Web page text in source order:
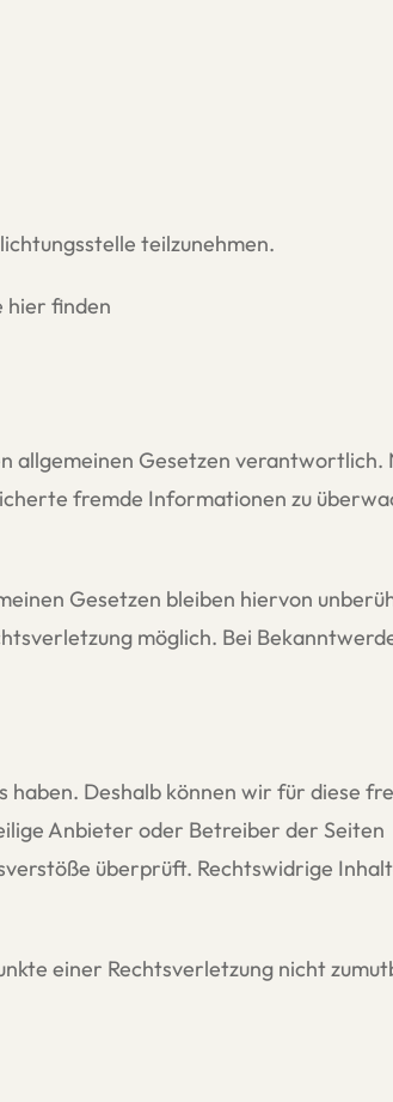
teilzunehmen.
hier finden
allgemeinen Gesetzen verantwortlich.
fremde Informationen zu
Gesetzen bleiben hiervon
möglich. Bei
Deshalb können wir für diese
Anbieter oder Betreiber der Seiten
überprüft. Rechtswidrige
einer Rechtsverletzung nicht